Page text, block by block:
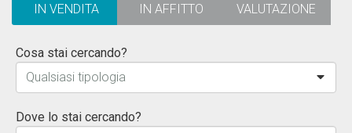
IN VENDITA IN AFFITTO VALUTAZIONE
Cosa stai cercando?
Qualsiasi tipologia
Dove lo stai cercando?